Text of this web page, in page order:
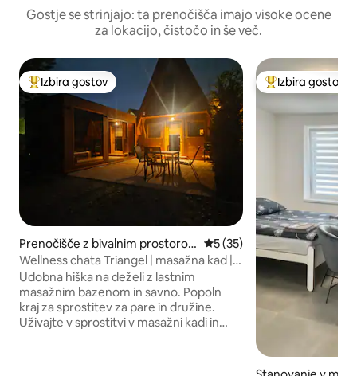
Gostje se strinjajo: ta prenočišča imajo visoke ocene
za lokacijo, čistočo in še več.
Najbolj priljubljena prenočišča z značko »Izbira gostov«
Izbira gostov
Prenočišče z bivalnim prostoro
m v mestu Komjatná
Povprečna ocena: 5 od 5,
5 (35)
Wellness chata Triangel | masažna kad |
savna | vodna postelja
Udobna hiška na deželi z lastnim
masažnim bazenom in savno. Popoln
kraj za sprostitev za pare in družine.
Uživajte v sprostitvi v masažni kadi in
Najbolj
Izbira gostov